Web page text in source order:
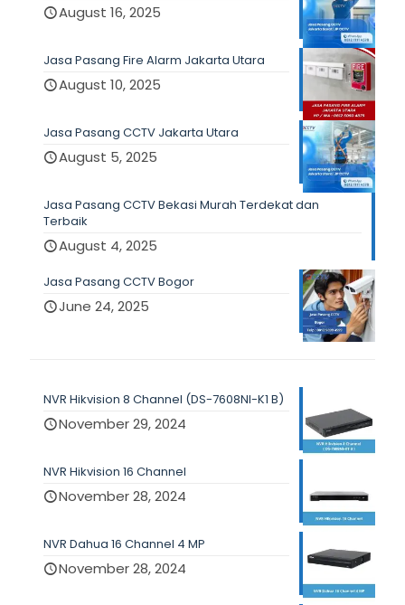
August 16, 2025
Jasa Pasang Fire Alarm Jakarta Utara
August 10, 2025
Jasa Pasang CCTV Jakarta Utara
August 5, 2025
Jasa Pasang CCTV Bekasi Murah Terdekat dan
Terbaik
August 4, 2025
Jasa Pasang CCTV Bogor
June 24, 2025
NVR Hikvision 8 Channel (DS-7608NI-K1 B)
November 29, 2024
NVR Hikvision 16 Channel
November 28, 2024
NVR Dahua 16 Channel 4 MP
November 28, 2024